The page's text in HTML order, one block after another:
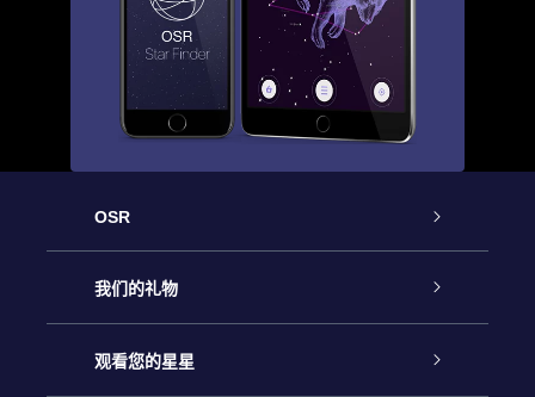
OSR
客户服务
联系我们
我们的礼物
Online Star礼物
观看您的星星